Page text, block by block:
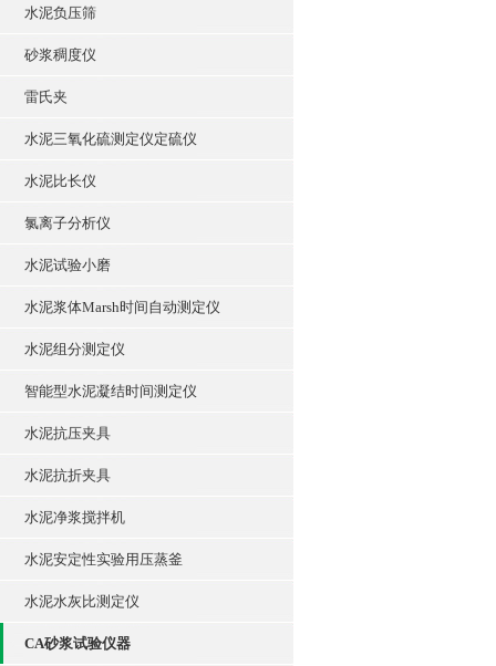
水泥负压筛
砂浆稠度仪
雷氏夹
水泥三氧化硫测定仪定硫仪
水泥比长仪
氯离子分析仪
水泥试验小磨
水泥浆体Marsh时间自动测定仪
水泥组分测定仪
智能型水泥凝结时间测定仪
水泥抗压夹具
水泥抗折夹具
水泥净浆搅拌机
水泥安定性实验用压蒸釜
水泥水灰比测定仪
CA砂浆试验仪器